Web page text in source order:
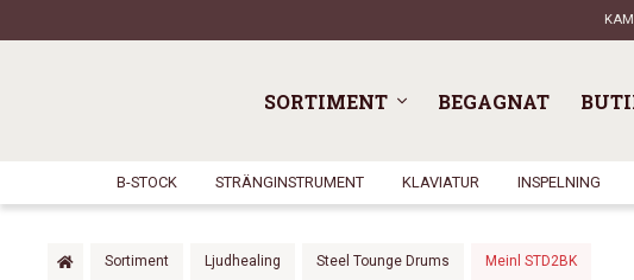
SORTIMENT BEGAGNAT
B-STOCK STRÄNGINSTRUMENT KLAVIATUR INSPELNING
Sortiment Ljudhealing Steel Tounge Drums Meinl STD2BK